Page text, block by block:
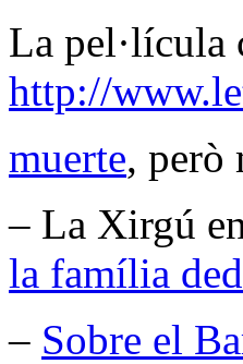
La pel·lícula
http://
muerte, però
– La Xirgú
la família
– Sobre el